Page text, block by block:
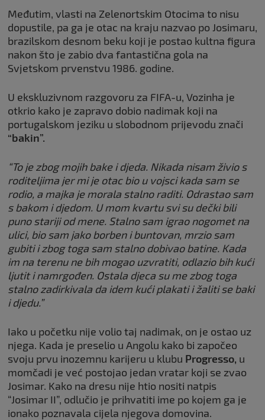
Međutim, vlasti na Zelenortskim Otocima to nisu
dopustile, pa ga je otac na kraju nazvao po Josimaru,
brazilskom desnom beku koji je postao kultna figura
nakon što je zabio dva fantastična gola na
Svjetskom prvenstvu 1986. godine.
U ekskluzivnom razgovoru za FIFA-u, Vozinha je
otkrio kako je zapravo dobio nadimak koji na
portugalskom jeziku u slobodnom prijevodu znači
“bakin”.
“To je zbog mojih bake i djeda. Nikada nisam živio s
roditeljima jer mi je otac bio u vojsci kada sam se
rodio, a majka je morala stalno raditi. Odrastao sam
s bakom i djedom. U mom kvartu svi su dečki bili
puno stariji od mene. Stalno sam igrao nogomet na
ulici, bio sam jako borben i buntovan, mrzio sam
gubiti i zbog toga sam stalno dobivao batine. Kada
im na terenu ne bih mogao uzvratiti, odlazio bih kući
ljutit i namrgođen. Ostala djeca su me zbog toga
stalno zadirkivala da idem kući plakati i žaliti se baki
i djedu.”
Iako u početku nije volio taj nadimak, on je ostao uz
njega. Kada je preselio u Angolu kako bi započeo
svoju prvu inozemnu karijeru u klubu Progresso, u
momčadi je već postojao jedan vratar koji se zvao
Josimar. Kako na dresu nije htio nositi natpis
“Josimar II”, odlučio je prihvatiti ime po kojem ga je
ionako poznavala cijela njegova domovina.